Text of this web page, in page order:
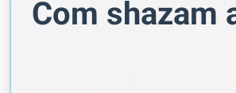
Com shazam